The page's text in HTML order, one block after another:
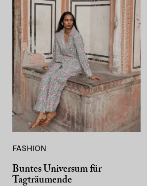
FASHION
Buntes Universum für
Tagträumende